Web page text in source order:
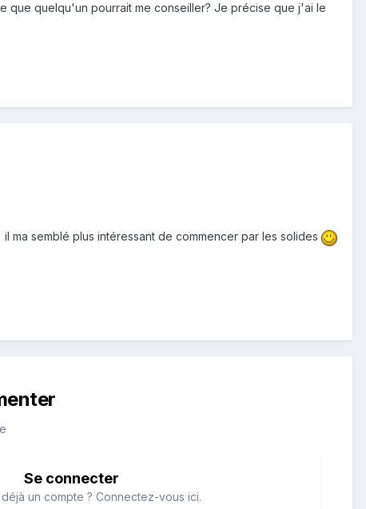
que quelqu'un pourrait me conseiller? Je précise que j'ai le
ma semblé plus intéressant de commencer par les solides
Se connecter
un compte ? Connectez-vous ici.